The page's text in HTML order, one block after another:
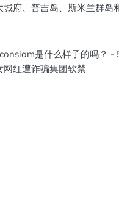
城府、普吉岛、斯米兰群岛
是什么样子的吗？ -
网红遭诈骗集团软禁